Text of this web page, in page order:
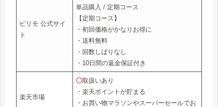
ピリモ 公式サイ
ト
単品購入 / 定期コース
【定期コース】
・初回価格がかなりお得に
・送料無料
・回数しばりなし
・10日間の返金保証付き
楽天市場
〇取扱いあり
・楽天ポイントが貯まる
・お買い物マラソンやスーパーセールでお